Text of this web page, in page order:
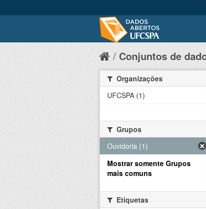
Conjuntos de
Organizações
UFCSPA (1)
Grupos
Ouvidoria (1)
Mostrar somente Grupos
mais comuns
Etiquetas